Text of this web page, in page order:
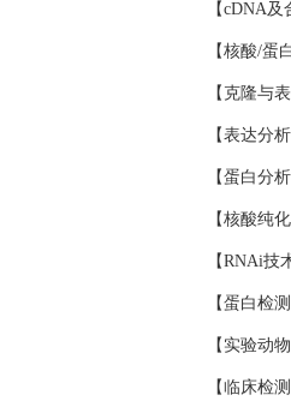
【cDNA
【核酸/蛋
【克隆与
【表达分
【蛋白分
【核酸纯
【RNAi
【蛋白检
【实验动
【临床检